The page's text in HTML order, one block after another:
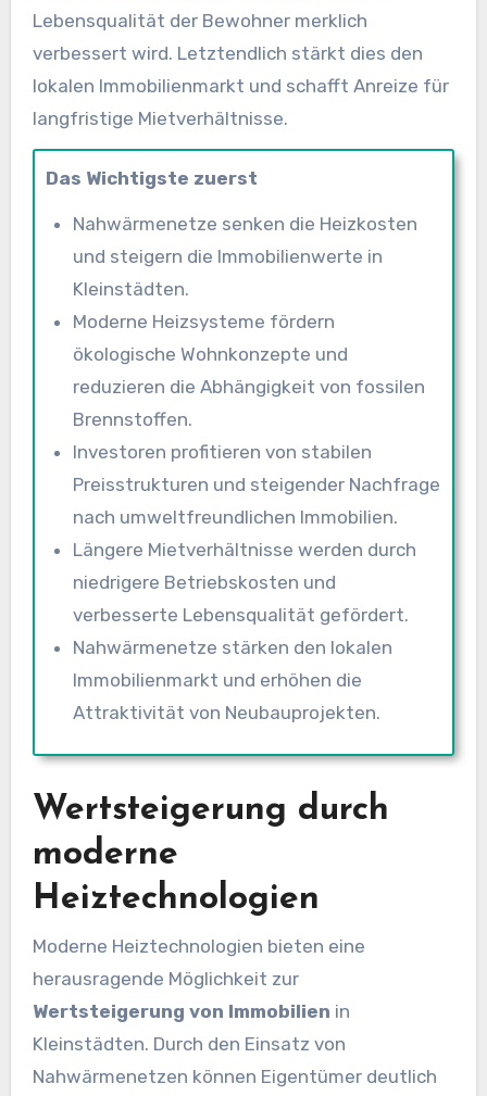
Lebensqualität der Bewohner merklich
verbessert wird. Letztendlich stärkt dies den
lokalen Immobilienmarkt und schafft Anreize für
langfristige Mietverhältnisse.
Das Wichtigste zuerst
Nahwärmenetze senken die Heizkosten
und steigern die Immobilienwerte in
Kleinstädten.
Moderne Heizsysteme fördern
ökologische Wohnkonzepte und
reduzieren die Abhängigkeit von fossilen
Brennstoffen.
Investoren profitieren von stabilen
Preisstrukturen und steigender Nachfrage
nach umweltfreundlichen Immobilien.
Längere Mietverhältnisse werden durch
niedrigere Betriebskosten und
verbesserte Lebensqualität gefördert.
Nahwärmenetze stärken den lokalen
Immobilienmarkt und erhöhen die
Attraktivität von Neubauprojekten.
Wertsteigerung durch
moderne
Heiztechnologien
Moderne Heiztechnologien bieten eine
herausragende Möglichkeit zur
Wertsteigerung von Immobilien in
Kleinstädten. Durch den Einsatz von
Nahwärmenetzen können Eigentümer deutlich